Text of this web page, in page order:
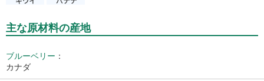
主な原材料の産地
ブルーベリー ：
カナダ